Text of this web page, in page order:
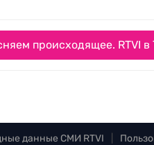
происходящее. RTVI в
данные СМИ RTVI